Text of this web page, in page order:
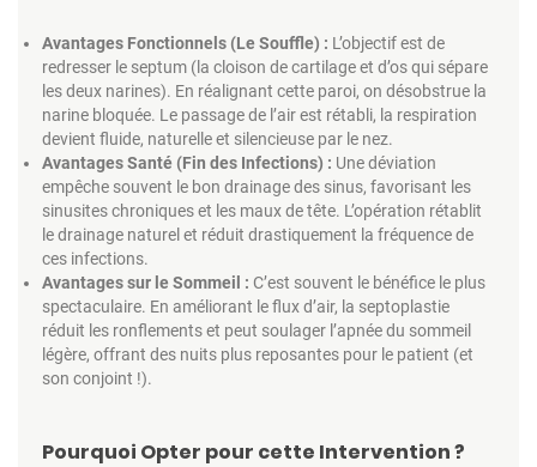
Avantages Fonctionnels (Le Souffle) : L’objectif est de
redresser le septum (la cloison de cartilage et d’os qui sépare
les deux narines). En réalignant cette paroi, on désobstrue la
narine bloquée. Le passage de l’air est rétabli, la respiration
devient fluide, naturelle et silencieuse par le nez.
Avantages Santé (Fin des Infections) : Une déviation
empêche souvent le bon drainage des sinus, favorisant les
sinusites chroniques et les maux de tête. L’opération rétablit
le drainage naturel et réduit drastiquement la fréquence de
ces infections.
Avantages sur le Sommeil : C’est souvent le bénéfice le plus
spectaculaire. En améliorant le flux d’air, la septoplastie
réduit les ronflements et peut soulager l’apnée du sommeil
légère, offrant des nuits plus reposantes pour le patient (et
son conjoint !).
Pourquoi Opter pour cette Intervention ?